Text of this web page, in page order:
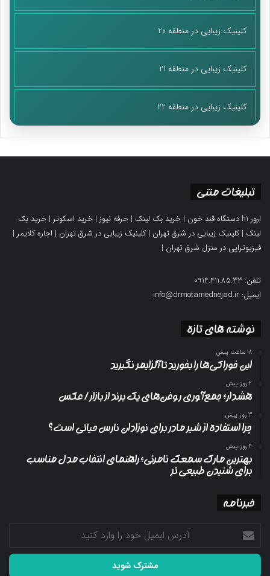
کلینیک زیبایی در منطقه 20
کلینیک زیبایی در منطقه 21
کلینیک زیبایی در منطقه 22
تبلیغات متنی
ارور h1 دستگاه قند خون | خرید بک لینک | حرفه نیوز | خرید اسکوتر | خرید بک
لینک |کلینیک زیبایی در شرق تهران |کلینیک زیبایی در شرق تهران | اجاره کلایمر |
فیزیوتراپی در منزل شرق تهران |
تلفن: 0914.411.85.33
ایمیل: info@drmotamednejad.ir
نوشته های تازه
18 ساعت پیش
این خوراکی‌ها را بخورید تا آلزایمر نگیرید
2 روز پیش
هشدار؛ جمع‌آوری روغن‌های یک برند از بازار/ عکس
3 روز پیش
چرا استفاده از شیر مادر برای نوزادان نارس حیاتی است؟
4 روز پیش
بهترین مارک سمعک نامرئی؛ راهنمای انتخاب مدل مناسب
برای شنیدن طبیعی تر
خبرنامه
آدرس
ایمیل
خود